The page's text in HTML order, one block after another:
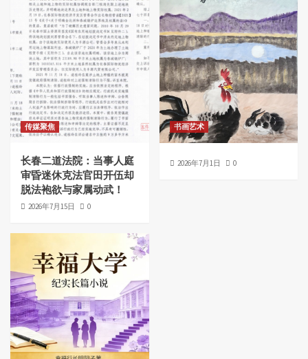
传媒聚焦
长春二道法院：当事人庭
审昏迷休克法官田开伍却
脱法袍欲与家属动武！
2026年7月15日 0
书画艺术
2026年7月1日 0